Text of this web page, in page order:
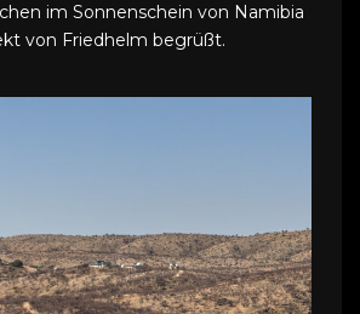
im Sonnenschein von Namibia
von Friedhelm begrüßt.